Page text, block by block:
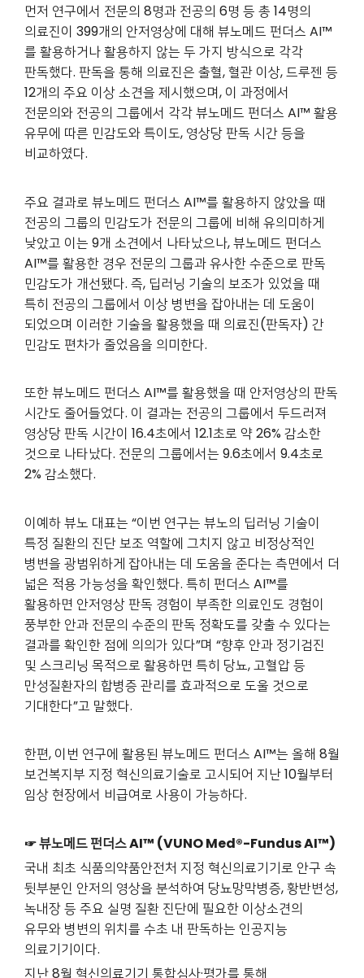
먼저 연구에서 전문의 8명과 전공의 6명 등 총 14명의
의료진이 399개의 안저영상에 대해 뷰노메드 펀더스 AI™
를 활용하거나 활용하지 않는 두 가지 방식으로 각각
판독했다. 판독을 통해 의료진은 출혈, 혈관 이상, 드루젠 등
12개의 주요 이상 소견을 제시했으며, 이 과정에서
전문의와 전공의 그룹에서 각각 뷰노메드 펀더스 AI™ 활용
유무에 따른 민감도와 특이도, 영상당 판독 시간 등을
비교하였다.
주요 결과로 뷰노메드 펀더스 AI™를 활용하지 않았을 때
전공의 그룹의 민감도가 전문의 그룹에 비해 유의미하게
낮았고 이는 9개 소견에서 나타났으나, 뷰노메드 펀더스
AI™를 활용한 경우 전문의 그룹과 유사한 수준으로 판독
민감도가 개선됐다. 즉, 딥러닝 기술의 보조가 있었을 때
특히 전공의 그룹에서 이상 병변을 잡아내는 데 도움이
되었으며 이러한 기술을 활용했을 때 의료진(판독자) 간
민감도 편차가 줄었음을 의미한다.
또한 뷰노메드 펀더스 AI™를 활용했을 때 안저영상의 판독
시간도 줄어들었다. 이 결과는 전공의 그룹에서 두드러져
영상당 판독 시간이 16.4초에서 12.1초로 약 26% 감소한
것으로 나타났다. 전문의 그룹에서는 9.6초에서 9.4초로
2% 감소했다.
이예하 뷰노 대표는 “이번 연구는 뷰노의 딥러닝 기술이
특정 질환의 진단 보조 역할에 그치지 않고 비정상적인
병변을 광범위하게 잡아내는 데 도움을 준다는 측면에서 더
넓은 적용 가능성을 확인했다. 특히 펀더스 AI™를
활용하면 안저영상 판독 경험이 부족한 의료인도 경험이
풍부한 안과 전문의 수준의 판독 정확도를 갖출 수 있다는
결과를 확인한 점에 의의가 있다”며 “향후 안과 정기검진
및 스크리닝 목적으로 활용하면 특히 당뇨, 고혈압 등
만성질환자의 합병증 관리를 효과적으로 도울 것으로
기대한다”고 말했다.
한편, 이번 연구에 활용된 뷰노메드 펀더스 AI™는 올해 8월
보건복지부 지정 혁신의료기술로 고시되어 지난 10월부터
임상 현장에서 비급여로 사용이 가능하다.
☞ 뷰노메드 펀더스 AI™ (VUNO Med®-Fundus AI™)
국내 최초 식품의약품안전처 지정 혁신의료기기로 안구 속
뒷부분인 안저의 영상을 분석하여 당뇨망막병증, 황반변성,
녹내장 등 주요 실명 질환 진단에 필요한 이상소견의
유무와 병변의 위치를 수초 내 판독하는 인공지능
의료기기이다.
지난 8월 혁신의료기기 통합심사·평가를 통해